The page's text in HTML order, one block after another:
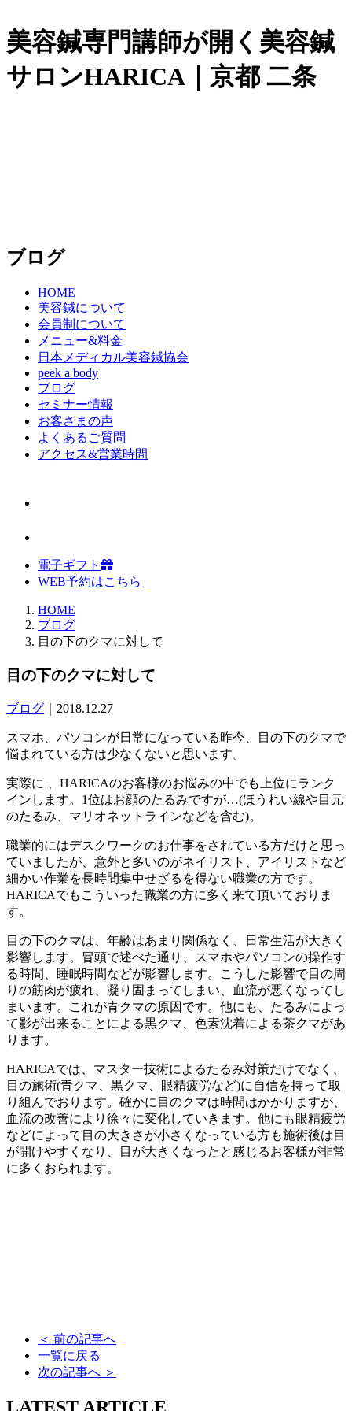
美容鍼専門講師が開く美容鍼
サロンHARICA｜京都 二条
ブログ
HOME
美容鍼について
会員制について
メニュー&料金
日本メディカル美容鍼協会
peek a body
ブログ
セミナー情報
お客さまの声
よくあるご質問
アクセス&営業時間
電子ギフト
WEB予約はこちら
HOME
ブログ
目の下のクマに対して
目の下のクマに対して
ブログ ｜2018.12.27
スマホ、パソコンが日常になっている昨今、目の下のクマで
悩まれている方は少なくないと思います。
実際に 、HARICAのお客様のお悩みの中でも上位にランク
インします。1位はお顔のたるみですが…(ほうれい線や目元
のたるみ、マリオネットラインなどを含む)。
職業的にはデスクワークのお仕事をされている方だけと思っ
ていましたが、意外と多いのがネイリスト、アイリストなど
細かい作業を長時間集中せざるを得ない職業の方です。
HARICAでもこういった職業の方に多く来て頂いておりま
す。
目の下のクマは、年齢はあまり関係なく、日常生活が大きく
影響します。冒頭で述べた通り、スマホやパソコンの操作す
る時間、睡眠時間などが影響します。こうした影響で目の周
りの筋肉が疲れ、凝り固まってしまい、血流が悪くなってし
まいます。これが青クマの原因です。他にも、たるみによっ
て影が出来ることによる黒クマ、色素沈着による茶クマがあ
ります。
HARICAでは、マスター技術によるたるみ対策だけでなく、
目の施術(青クマ、黒クマ、眼精疲労など)に自信を持って取
り組んでおります。確かに目のクマは時間はかかりますが、
血流の改善により徐々に変化していきます。他にも眼精疲労
などによって目の大きさが小さくなっている方も施術後は目
が開けやすくなり、目が大きくなったと感じるお客様が非常
に多くおられます。
＜ 前の記事へ
一覧に戻る
次の記事へ ＞
LATEST ARTICLE